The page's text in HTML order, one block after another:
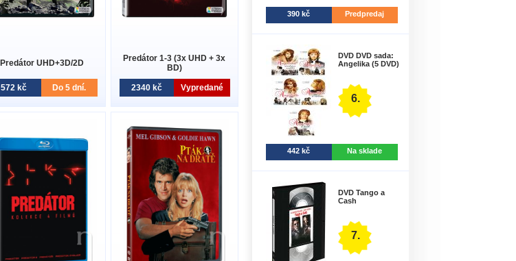
Predátor UHD+3D/2D
572 kč Do 5 dní.
Predátor 1-3 (3x UHD + 3x
BD)
2340 kč Vypredané
390 kč Predpredaj
DVD DVD sada:
Angelika (5 DVD)
6.
442 kč Na sklade
DVD Tango a
Cash
7.